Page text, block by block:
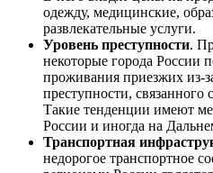
одежду, медицинские,
развлекательные услуги.
Уровень преступности.
некоторые города России
проживания приезжих из-
преступности,
Такие тенденции имеют
России и иногда на
Транспортная
недорогое транспортное